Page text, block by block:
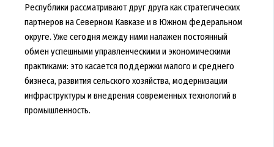
Республики рассматривают друг друга как стратегических
партнеров на Северном Кавказе и в Южном федеральном
округе. Уже сегодня между ними налажен постоянный
обмен успешными управленческими и экономическими
практиками: это касается поддержки малого и среднего
бизнеса, развития сельского хозяйства, модернизации
инфраструктуры и внедрения современных технологий в
промышленность.